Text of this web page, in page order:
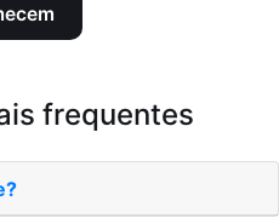
frequentes